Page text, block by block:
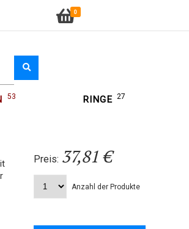
0
53 RINGE 27
Preis: 37,81 €
Anzahl der Produkte